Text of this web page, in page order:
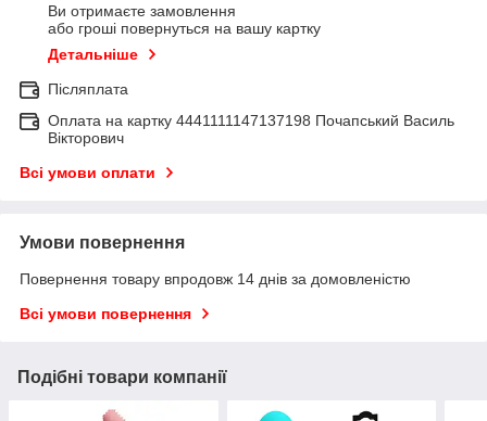
Ви отримаєте замовлення
або гроші повернуться на вашу картку
Детальніше
Післяплата
Оплата на картку 4441111147137198 Почапський Василь
Вікторович
Всі умови оплати
Умови повернення
Повернення товару впродовж 14 днів за домовленістю
Всі умови повернення
Подібні товари компанії